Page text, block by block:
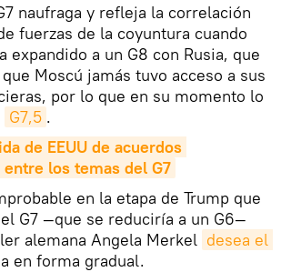
naufraga y refleja la correlación
fuerzas de la coyuntura cuando
expandido a un G8 con Rusia, que
Moscú jamás tuvo acceso a sus
por lo que en su momento lo
G7,5 .
de EEUU de acuerdos
los temas del G7
en la etapa de Trump que
G7 —que se reduciría a un G6—
alemana Angela Merkel desea el
en forma gradual.